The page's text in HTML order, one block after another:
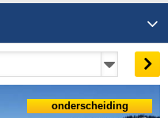
onderscheiding